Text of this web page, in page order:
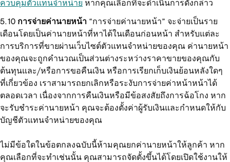
ควบคุมตัวแทนจำหน่าย หากคุณเลือกที่จะดำเนินการดังกล่าว
การจ่ายค่านายหน้า “การจ่ายค่านายหน้า” จะจ่ายเป็นราย
เดือนโดยเป็นค่านายหน้าที่หาได้ในเดือนก่อนหน้า สำหรับแต่ละ
การบริการที่ขายผ่านเว็บไซต์ตัวแทนจำหน่ายของคุณ ค่านายหน้า
ของคุณจะถูกคำนวณเป็นส่วนต่างระหว่างราคาขายของคุณกับ
ต้นทุนและ/หรือการขอคืนเงิน หรือการเรียกเก็บเงินย้อนหลังใดๆ
ที่เกี่ยวข้อง เราสามารถยกเลิกหรือระงับการจ่ายค่าหน้าหน้าได้
ตลอดเวลา เนื่องจากการคืนเงินหรือมีข้อสงสัยถึงการฉ้อโกง หาก
จะรับชำระค่านายหน้า คุณจะต้องตั้งค่าผู้รับเงินและกำหนดให้กับ
บัญชีตัวแทนจำหน่ายของคุณ
ไม่มีข้อใดในข้อตกลงฉบับนี้ห้ามคุณยกค่านายหน้าให้ลูกค้า หาก
คุณเลือกที่จะทำเช่นนั้น คุณสามารถจัดตั้งขึ้นได้โดยเปิดใช้งานให้